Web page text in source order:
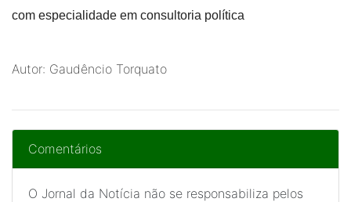
com especialidade em consultoria política
Autor: Gaudêncio Torquato
Comentários
O Jornal da Notícia não se responsabiliza pelos